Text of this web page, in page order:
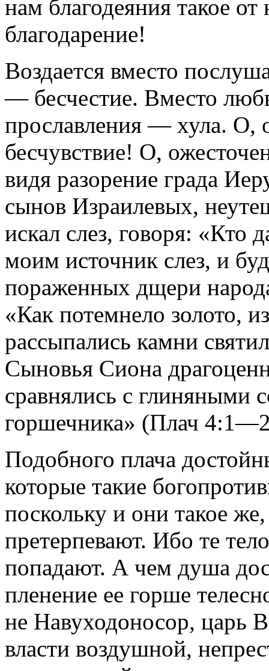
нам благодеяния такое от
благодарение!
Воздается вместо
— бесчестие. Вместо
прославления — хула. О,
бесчувствие! О,
видя разорение града
сынов Израилевых,
искал слез, говоря: «Кто
моим источник слез, и
пораженных дщери
«Как потемнело золото,
рассыпались камни
Сыновья Сиона
сравнялись с глиняными
горшечника» (Плач
Подобного плача
которые такие
поскольку и они такое
претерпевают. Ибо те
попадают. А чем душа
пленение ее горше
не Навуходоносор, царь
власти воздушной,